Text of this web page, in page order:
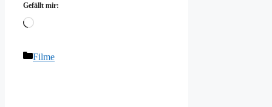
Gefällt mir:
Wird
Kategorien
Filme